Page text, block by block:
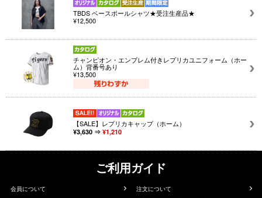
TBDS ベースボールシャツ★受注生産品★
¥12,500
チャンピオン・エンブレム付きレプリカユニフォーム（ホー
ム）背番号あり
¥13,500
【SALE】レプリカキャップ（ホーム）
¥3,630 ⇒ ¥1,210
ご利用ガイド
会員について
注文について